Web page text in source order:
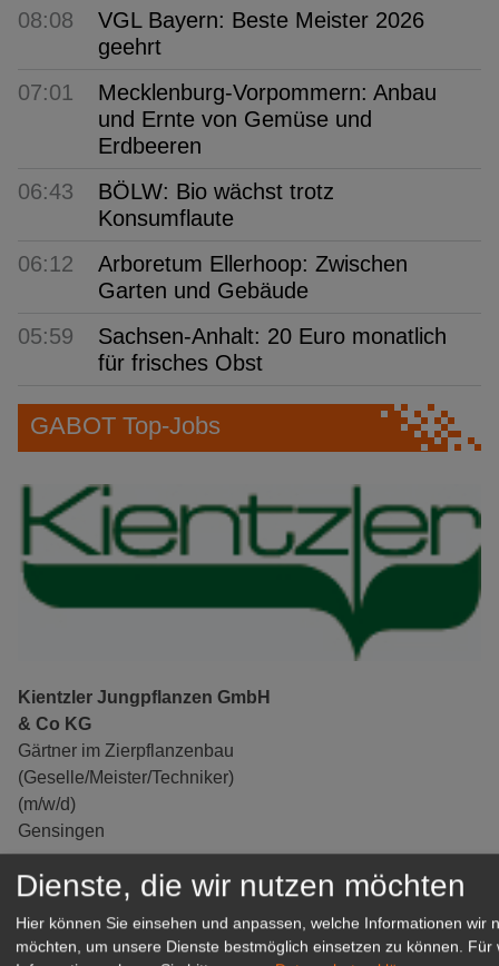
08:08
VGL Bayern: Beste Meister 2026
geehrt
07:01
Mecklenburg-Vorpommern: Anbau
und Ernte von Gemüse und
Erdbeeren
06:43
BÖLW: Bio wächst trotz
Konsumflaute
06:12
Arboretum Ellerhoop: Zwischen
Garten und Gebäude
05:59
Sachsen-Anhalt: 20 Euro monatlich
für frisches Obst
GABOT Top-Jobs
Kientzler Jungpflanzen GmbH
& Co KG
Gärtner im Zierpflanzenbau
(Geselle/Meister/Techniker)
(m/w/d)
Gensingen
Dienste, die wir nutzen möchten
Hier können Sie einsehen und anpassen, welche Informationen wir
möchten, um unsere Dienste bestmöglich einsetzen zu können. Für